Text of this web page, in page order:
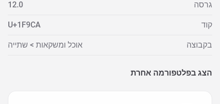
גרסה 12.0
קוד U+1F9CA
בקבוצה אוכל ומשקאות > שתייה
הצג בפלטפורמה אחרת